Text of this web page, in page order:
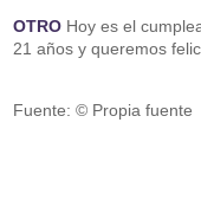
OTRO Hoy es el
21 años y queremos
Fuente: © Propia fuente